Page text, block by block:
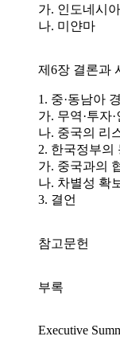
가. 인도네시아
나. 미얀마
제6장 결론과
1. 중·동남아
가. 무역·투자
나. 중국의 리
2. 한국정부의
가. 중국과의
나. 차별성 확
3. 결언
참고문헌
부록
Executive